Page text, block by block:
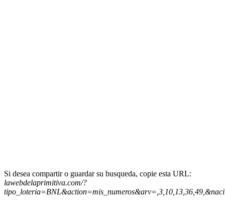
Si desea compartir o guardar su busqueda, copie esta URL:
lawebdelaprimitiva.com/?